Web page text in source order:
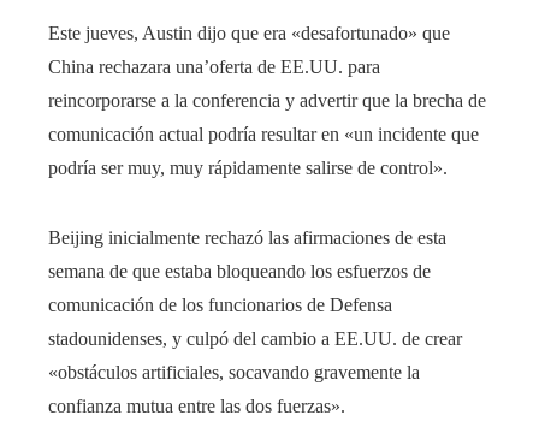
Este jueves, Austin dijo que era «desafortunado» que
China rechazara una’oferta de EE.UU. para
reincorporarse a la conferencia y advertir que la brecha de
comunicación actual podría resultar en «un incidente que
podría ser muy, muy rápidamente salirse de control».
Beijing inicialmente rechazó las afirmaciones de esta
semana de que estaba bloqueando los esfuerzos de
comunicación de los funcionarios de Defensa
stadounidenses, y culpó del cambio a EE.UU. de crear
«obstáculos artificiales, socavando gravemente la
confianza mutua entre las dos fuerzas».